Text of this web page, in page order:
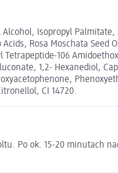
Isopropyl
Rosa Moschata
106
1,2- Hexanediol,
CI 14720.
Po ok. 15-20 minutach